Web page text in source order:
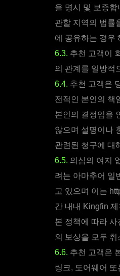
을 명시 및 보증
관할 지역의 법률
에 공유하는 경우
6.3. 추천 고객이
의 관계를 일방적
6.4. 추천 고객은
전적인 본인의 책
본인의 결정임을
않으며 설명이나
관련된 청구에 대
6.5. 의심의 여지
려는 아마추어 일
고 있으며 이는
간 내내 Kingfin
본 정책에 따라
의 보상을 모두
6.6. 추천 고객은
링크, 도어웨어